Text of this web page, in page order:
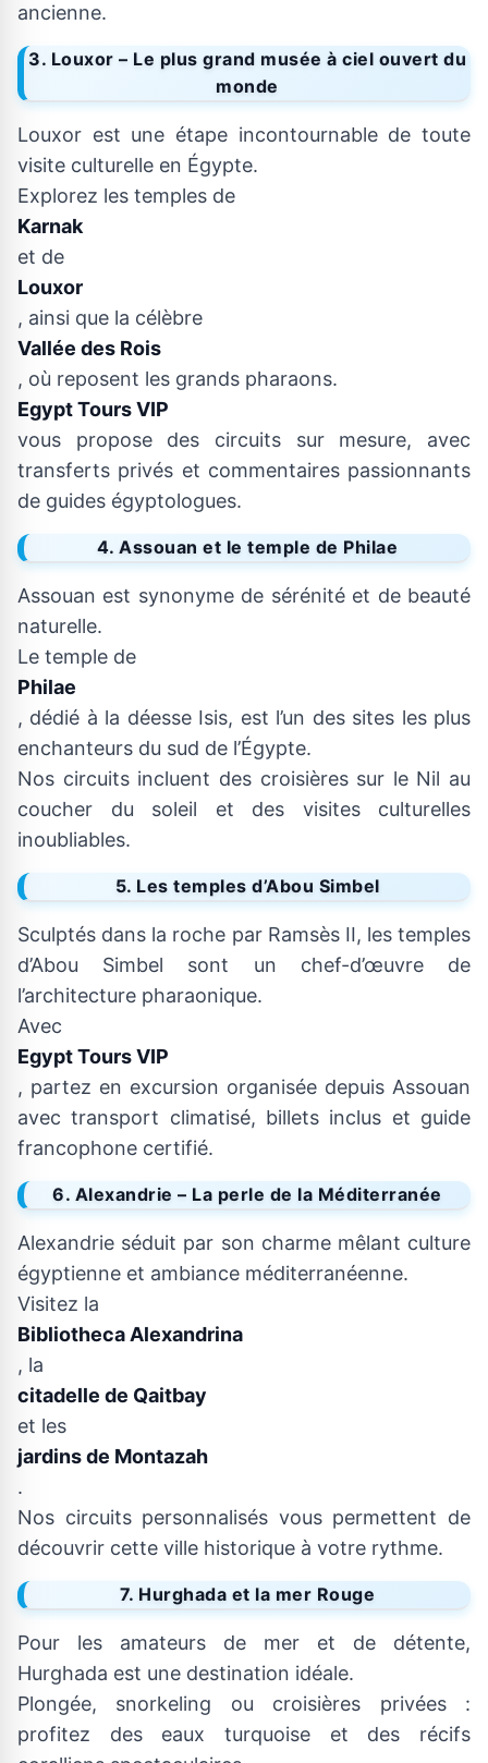
ancienne.
3. Louxor – Le plus grand musée à ciel ouvert du
monde
Louxor est une étape incontournable de toute
visite culturelle en Égypte.
Explorez les temples de
Karnak
et de
Louxor
, ainsi que la célèbre
Vallée des Rois
, où reposent les grands pharaons.
Egypt Tours VIP
vous propose des circuits sur mesure, avec
transferts privés et commentaires passionnants
de guides égyptologues.
4. Assouan et le temple de Philae
Assouan est synonyme de sérénité et de beauté
naturelle.
Le temple de
Philae
, dédié à la déesse Isis, est l’un des sites les plus
enchanteurs du sud de l’Égypte.
Nos circuits incluent des croisières sur le Nil au
coucher du soleil et des visites culturelles
inoubliables.
5. Les temples d’Abou Simbel
Sculptés dans la roche par Ramsès II, les temples
d’Abou Simbel sont un chef-d’œuvre de
l’architecture pharaonique.
Avec
Egypt Tours VIP
, partez en excursion organisée depuis Assouan
avec transport climatisé, billets inclus et guide
francophone certifié.
6. Alexandrie – La perle de la Méditerranée
Alexandrie séduit par son charme mêlant culture
égyptienne et ambiance méditerranéenne.
Visitez la
Bibliotheca Alexandrina
, la
citadelle de Qaitbay
et les
jardins de Montazah
.
Nos circuits personnalisés vous permettent de
découvrir cette ville historique à votre rythme.
7. Hurghada et la mer Rouge
Pour les amateurs de mer et de détente,
Hurghada est une destination idéale.
Plongée, snorkeling ou croisières privées :
profitez des eaux turquoise et des récifs